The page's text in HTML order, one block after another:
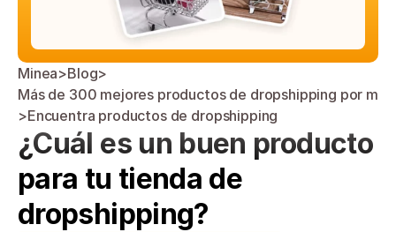
Minea>Blog>
Más de 300 mejores productos de dropshipping por mes
>Encuentra productos de dropshipping
¿Cuál es un buen producto
para tu tienda de
dropshipping?